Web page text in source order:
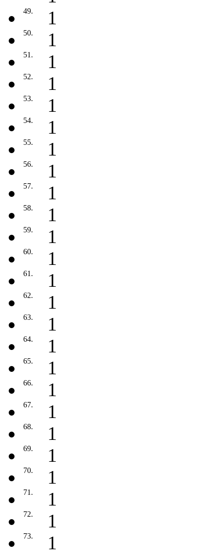
49. 1
50. 1
51. 1
52. 1
53. 1
54. 1
55. 1
56. 1
57. 1
58. 1
59. 1
60. 1
61. 1
62. 1
63. 1
64. 1
65. 1
66. 1
67. 1
68. 1
69. 1
70. 1
71. 1
72. 1
73.
1